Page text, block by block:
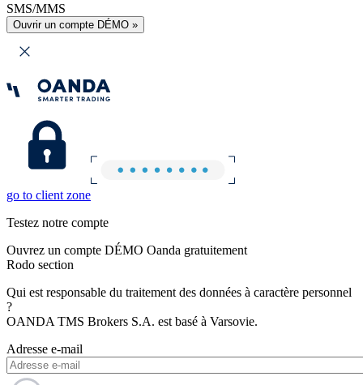
SMS/MMS
Ouvrir un compte DÉMO »
go to client zone
Testez notre compte
Ouvrez un compte DÉMO Oanda gratuitement
Rodo section
Qui est responsable du traitement des données à caractère personnel
?
OANDA TMS Brokers S.A. est basé à Varsovie.
Adresse e-mail